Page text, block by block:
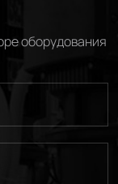
оборудования